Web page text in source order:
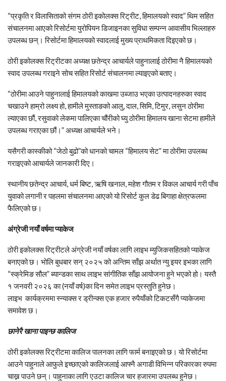
“प्रकृति र विलासिताको संगम ठोरी इकोलक्स रिट्रीट, हिमालयको स्वाद” थिम सहित
संचालनमा आएको रिसोर्टमा युरोपियन डिजाइनका सुविधा सम्पन्न आवासीय भिल्लाहरु
उपलब्ध छन्। रिसोर्टमा हिमालयको स्वादलाई मुख्य प्राथमिकता दिइएको छ।
ठोरी इकोलक्स रिट्रीटका अध्यक्ष छतेन्द्र आचार्यले पाहुनालाई ठोरीमा नै हिमालयको
स्वाद उपलब्ध गराइने सोच सहित रिसोर्ट संचालनमा ल्याइएको बताए।
“ठोरीमा आउने पाहुनालाई हिमालयको काखमा उब्जाउ भएका उत्पादनहरुका स्वाद
चखाउने हाम्रो लक्ष्य हो, हामीले मुस्ताङको आलु, दाल, सिमि, टिमुर, लसुन ठोरीमा
ल्याएका छौं, रसुवाको लेकमा पालिएका चौंरीको घ्यु ठोरीमा हिमालय खाना सेटमा हामीले
उपलब्ध गराएका छौं।” अध्यक्ष आचार्यले भने।
यसैगरी कास्कीको “जेठो बुढो”को धानको चामल “हिमालय सेट” मा ठोरीमा उपलब्ध
गराइएको आचार्यले जानकारी दिए।
स्थानीय छतेन्द्र आचार्य, धर्म बिष्ट, ऋषि खनाल, महेश गौतम र विकल आचार्य गरी पाँच
युवाको लगानी र पहलमा संचालनमा आएको यो रिसोर्ट कुल डेढ बिगाहा क्षेत्रफलमा
फैलिएको छ।
अंग्रेजी नयाँ वर्षमा प्याकेज
ठोरी इकोलक्स रिट्रीटले अंग्रेजी नयाँ वर्षका लागि लाइभ म्युजिकसहितको प्याकेज
बनाएको छ। भोलि बुधबार सन् २०२५ को अन्तिम साँझ अर्थात न्यु इयर इभका लागि
“स्क्रेमिङ सौल” ब्यान्डका साथ लाइभ सांगीतिक साँझ आयोजना हुने भएको हो। यस्तै
१ जनवरी २०२६ का (नयाँ वर्ष)का दिन समेत लाइभ प्रस्तुति हुनेछ।
लाइभ कार्यक्रममा स्न्याक्स र ड्रीन्क्स एक हजार रुपैयाँको टिकटसँगै प्याकेजमा
समावेश छ।
छानेरै खाना पाइन्छ कालिज
ठोरी इकोलक्स रिट्रीटमा कालिज पालनका लागि फार्म बनाइएको छ। यो रिसोर्टमा
आउने पाहुनाले आफुले इच्छाएको कालिजलाई आफ्नै अगाडी विभिन्न परिकारका रुपमा
चाख्न पाउने छन्। पाहुनाका लागि एउटा कालिज चार हजारमा उपलब्ध हुनेछ।